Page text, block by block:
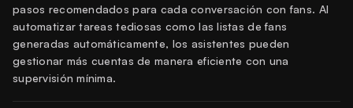
pasos recomendados para cada conversación con fans. Al
automatizar tareas tediosas como las listas de fans
generadas automáticamente, los asistentes pueden
gestionar más cuentas de manera eficiente con una
supervisión mínima.